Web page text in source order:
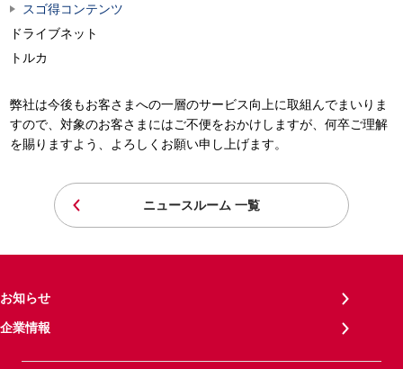
スゴ得コンテンツ
ドライブネット
トルカ
弊社は今後もお客さまへの一層のサービス向上に取組んでまいりま
すので、対象のお客さまにはご不便をおかけしますが、何卒ご理解
を賜りますよう、よろしくお願い申し上げます。
ニュースルーム 一覧
お知らせ
企業情報